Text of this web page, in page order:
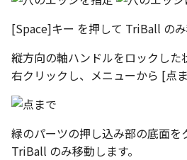
[Space]キー を押して TriBall のみ
縦方向の軸ハンドルをロックした
右クリックし、メニューから [点
緑のパーツの押し込み部の底面を
TriBall のみ移動します。